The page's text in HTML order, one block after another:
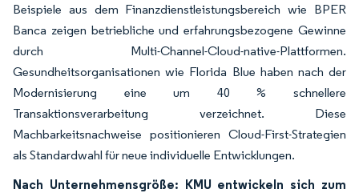
Beispiele aus dem Finanzdienstleistungsbereich wie BPER
Banca zeigen betriebliche und erfahrungsbezogene Gewinne
durch Multi-Channel-Cloud-native-Plattformen.
Gesundheitsorganisationen wie Florida Blue haben nach der
Modernisierung eine um 40 % schnellere
Transaktionsverarbeitung verzeichnet. Diese
Machbarkeitsnachweise positionieren Cloud-First-Strategien
als Standardwahl für neue individuelle Entwicklungen.
Nach Unternehmensgröße: KMU entwickeln sich zum